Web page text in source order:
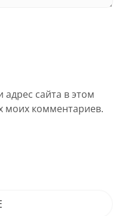
сайта в этом
моих комментариев.